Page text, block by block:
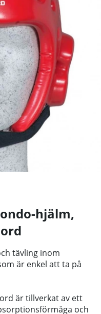
hjälm,
tävling inom
är enkel att ta på
är tillverkat av ett
och